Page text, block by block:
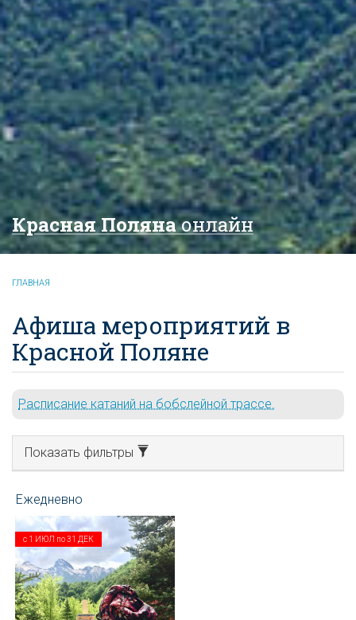
Красная Полянаонлайн
ГЛАВНАЯ
Афиша мероприятий в
Красной Поляне
Расписание катаний на бобслейной трассе.
Показать фильтры
с 1 ИЮЛ по31 ДЕК